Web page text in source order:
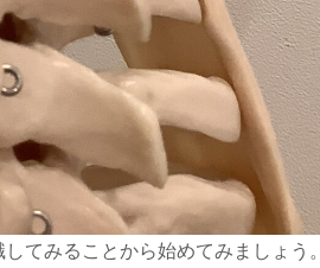
てみることから始めてみましょう。